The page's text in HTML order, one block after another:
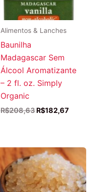
Alimentos & Lanches
Baunilha
Madagascar Sem
Álcool Aromatizante
– 2 fl. oz. Simply
Organic
R$208,63 O
R$182,67